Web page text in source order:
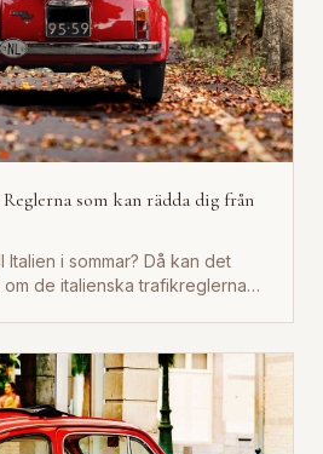
som kan rädda dig från
Italien i sommar? Då kan det
de italienska trafikreglerna